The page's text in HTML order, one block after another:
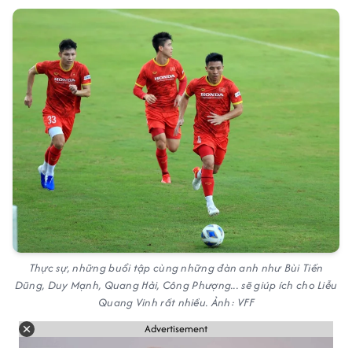
Thực sự, những buổi tập cùng những đàn anh như Bùi Tiến
Dũng, Duy Mạnh, Quang Hải, Công Phượng... sẽ giúp ích cho Liễu
Quang Vinh rất nhiều. Ảnh: VFF
Advertisement